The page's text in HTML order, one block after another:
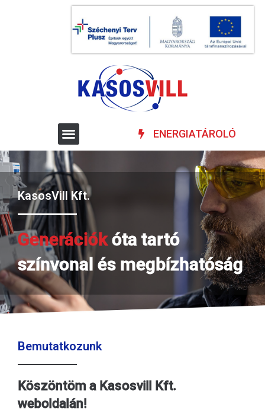
ENERGIATÁROLÓ
KasosVill Kft.
Generációkóta tartó
színvonal és megbízhatóság
Bemutatkozunk
Köszöntöm a Kasosvill Kft.
weboldalán!